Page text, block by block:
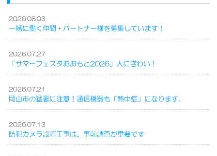
2026.08.03
一緒に働く仲間・パートナー様を募集しています！
2026.07.27
「サマーフェスタおおもと2026」大にぎわい！
2026.07.21
岡山市の猛暑に注意！通信機器も「熱中症」になります。
2026.07.13
防犯カメラ設置工事は、事前調査が重要です